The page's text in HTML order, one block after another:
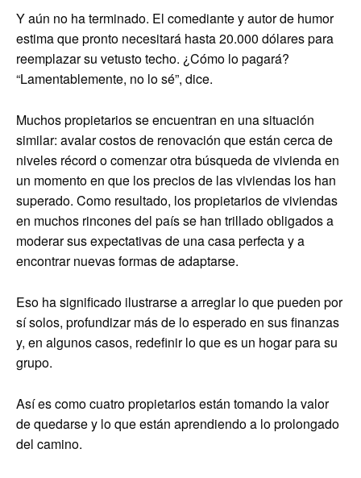
Y aún no ha terminado. El comediante y autor de humor
estima que pronto necesitará hasta 20.000 dólares para
reemplazar su vetusto techo. ¿Cómo lo pagará?
“Lamentablemente, no lo sé”, dice.
Muchos propietarios se encuentran en una situación
similar: avalar costos de renovación que están cerca de
niveles récord o comenzar otra búsqueda de vivienda en
un momento en que los precios de las viviendas los han
superado. Como resultado, los propietarios de viviendas
en muchos rincones del país se han trillado obligados a
moderar sus expectativas de una casa perfecta y a
encontrar nuevas formas de adaptarse.
Eso ha significado ilustrarse a arreglar lo que pueden por
sí solos, profundizar más de lo esperado en sus finanzas
y, en algunos casos, redefinir lo que es un hogar para su
grupo.
Así es como cuatro propietarios están tomando la valor
de quedarse y lo que están aprendiendo a lo prolongado
del camino.